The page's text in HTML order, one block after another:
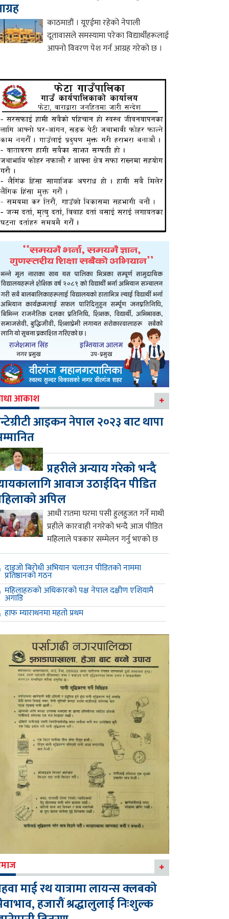
काठमाडौं । यूएईमा रहेको नेपाली
दूतावासले समस्यामा परेका विद्यार्थीहरूलाई
आफ्नो विवरण पेश गर्न आग्रह गरेको छ ।
आकाश
आइकन नेपाल २०२३ बाट थापा
प्रहरीले अन्याय गरेको भन्दै
आवाज उठाईदिन पीडित
अपिल
आधी रातमा घरमा पसी हुलहुजत गर्ने माथी
प्रहीले कारवाही नगरेको भन्दै आज पीडित
महिलाले पत्रकार सम्मेलन गर्नु भएको छ
दाइजो बिरोधी अभियान चलाउन पीडितको नाममा
प्रतिष्ठानको गठन
महिलाहरुको अधिकारको पक्ष नेपाल दक्षीण एशियामै
अगाडि
हाफ म्याराथनमा महतो प्रथम
माई रथ यात्रामा लायन्स क्लबको
हजारौं श्रद्धालुलाई निःशुल्क